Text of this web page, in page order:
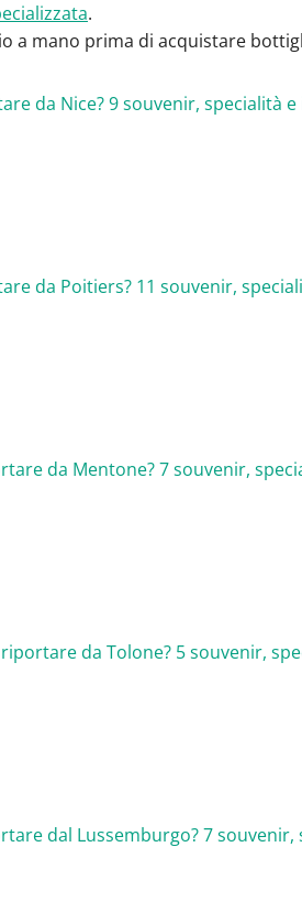
.
a mano prima di acquistare
da Nice? 9 souvenir, specialità
da Poitiers? 11 souvenir,
da Mentone? 7 souvenir,
riportare da Tolone? 5 souvenir,
dal Lussemburgo? 7 souvenir,